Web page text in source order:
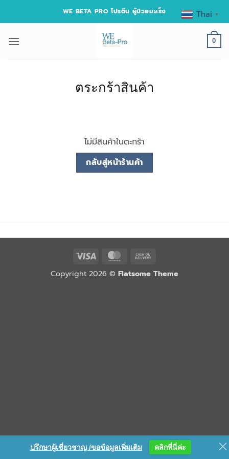
เนื้อหา
WE BETA PRO โปรตีน ผู้ป่วยมะเร็ง
0
ตระกร้าสินค้า
ไม่มีสินค้าในตะกร้า
กลับสู่หน้าร้านค้า
Visa MasterCard
Delivery
Copyright 2026 © Flatsome Theme
Thai ▼
ปรึกษาผู้เชี่ยวชาญ /ขอข้อมูลเพิ่มเติม คลิกที่นี่ค่ะ